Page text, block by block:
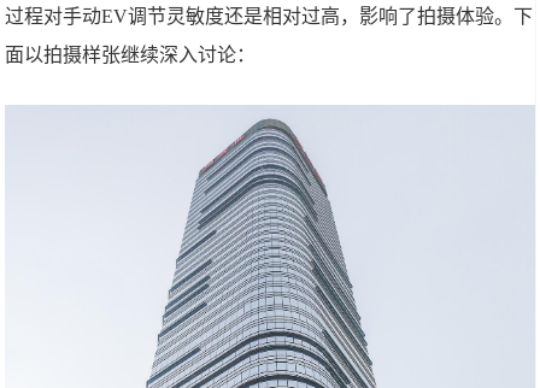
过程对手动EV调节灵敏度还是相对过高，影响了拍摄体验。下
面以拍摄样张继续深入讨论：